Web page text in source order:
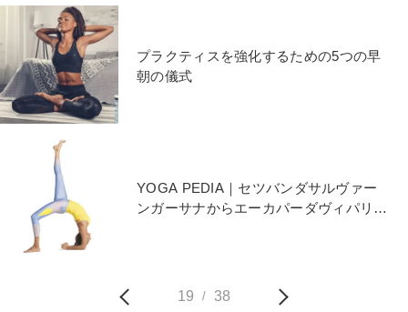
プラクティスを強化するための5つの早
朝の儀式
YOGA PEDIA｜セツバンダサルヴァー
ンガーサナからエーカパーダヴィパリー
19 / 38